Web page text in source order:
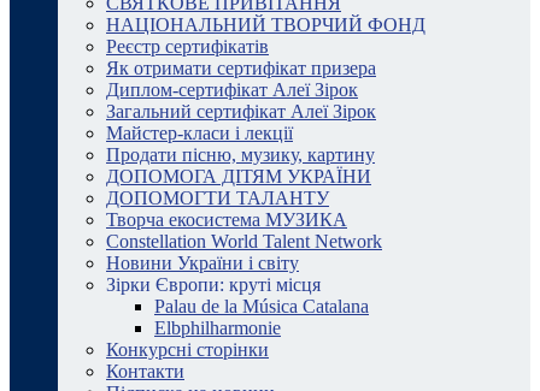
НАЦІОНАЛЬНИЙ ТВОРЧИЙ ФОНД
Реєстр сертифікатів
Як отримати сертифікат призера
Диплом-сертифікат Алеї Зірок
Загальний сертифікат Алеї Зірок
Майстер-класи і лекції
Продати пісню, музику, картину
ДОПОМОГА ДІТЯМ УКРАЇНИ
ДОПОМОГТИ ТАЛАНТУ
Творча екосистема МУЗИКА
Constellation World Talent Network
Новини України і світу
Зірки Європи: круті місця
Palau de la Música Catalana
Elbphilharmonie
Конкурсні сторінки
Контакти